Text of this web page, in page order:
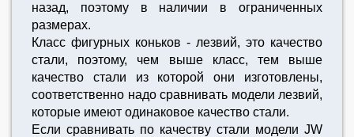
назад, поэтому в наличии в ограниченных
размерах.
Класс фигурных коньков - лезвий, это качество
стали, поэтому, чем выше класс, тем выше
качество стали из которой они изготовлены,
соответственно надо сравнивать модели лезвий,
которые имеют одинаковое качество стали.
Если сравнивать по качеству стали модели JW